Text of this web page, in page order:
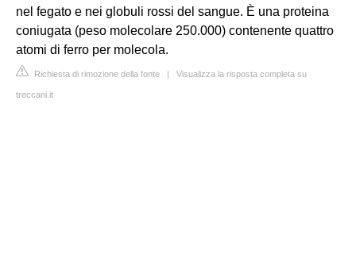
nel fegato e nei globuli rossi del sangue. È una proteina
coniugata (peso molecolare 250.000) contenente quattro
atomi di ferro per molecola.
Richiesta di rimozione della fonte | Visualizza la risposta completa su
treccani.it